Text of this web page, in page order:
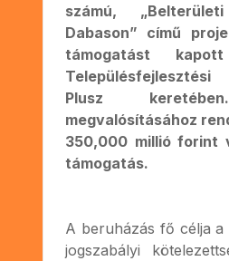
számú,
Dabason” című
támogatást
Plusz
megvalósításához
350,000 millió forint
támogatás.
A beruházás fő célja
jogszabályi